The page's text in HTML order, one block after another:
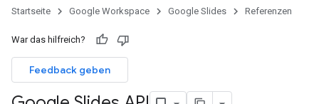
Startseite Google Workspace Google Slides Referenzen
War das hilfreich?
Feedback geben